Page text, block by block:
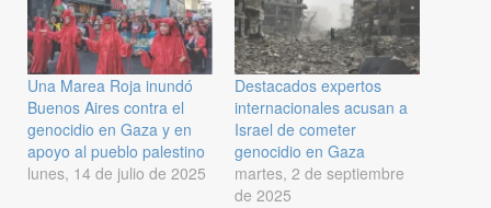
Una Marea Roja inundó
Buenos Aires contra el
genocidio en Gaza y en
apoyo al pueblo palestino
lunes, 14 de julio de 2025
Destacados expertos
internacionales acusan a
Israel de cometer
genocidio en Gaza
martes, 2 de septiembre
de 2025